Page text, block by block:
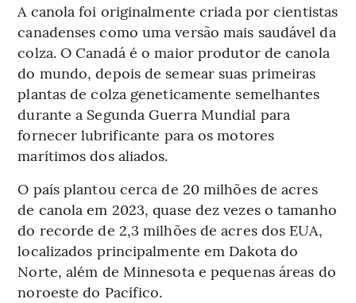
A canola foi originalmente criada por cientistas
canadenses como uma versão mais saudável da
colza. O Canadá é o maior produtor de canola
do mundo, depois de semear suas primeiras
plantas de colza geneticamente semelhantes
durante a Segunda Guerra Mundial para
fornecer lubrificante para os motores
marítimos dos aliados.
O país plantou cerca de 20 milhões de acres
de canola em 2023, quase dez vezes o tamanho
do recorde de 2,3 milhões de acres dos EUA,
localizados principalmente em Dakota do
Norte, além de Minnesota e pequenas áreas do
noroeste do Pacífico.